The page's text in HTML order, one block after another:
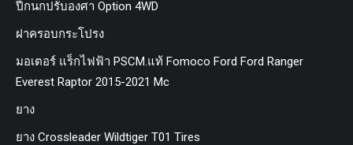
ปีกนกปรับองศา Option 4WD
ฝาครอบกระโปรง
มอเตอร์ แร็กไฟฟ้า PSCM.แท้ Fomoco Ford Ford Ranger
Everest Raptor 2015-2021 Mc
ยาง
ยาง Crossleader Wildtiger T01 Tires